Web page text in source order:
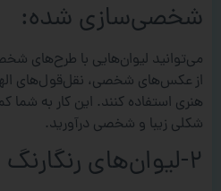
شخصی‌سازی شده:
می‌توانید لیوان‌هایی با طرح‌های
از عکس‌های شخصی، نقل‌قول‌های
هنری استفاده کنند. این کار به شما
شکلی زیبا و شخصی درآورید.
۲-لیوان‌های رنگارنگ و متنوع: